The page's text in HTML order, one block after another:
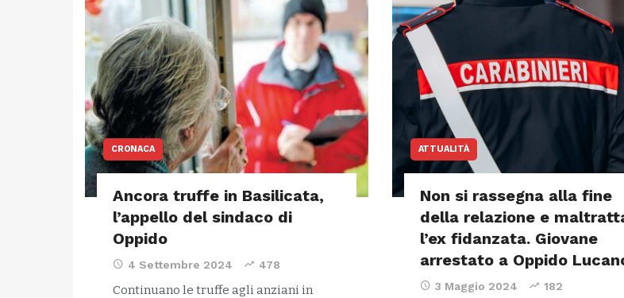
CRONACA
Ancora truffe in Basilicata,
l’appello del sindaco di
Oppido
4 Settembre 2024 478
Continuano le truffe agli anziani in
ATTUALITÀ
Non si rassegna alla fine
della relazione e
l’ex fidanzata. Giovane
arrestato a Oppido
3 Maggio 2024 182